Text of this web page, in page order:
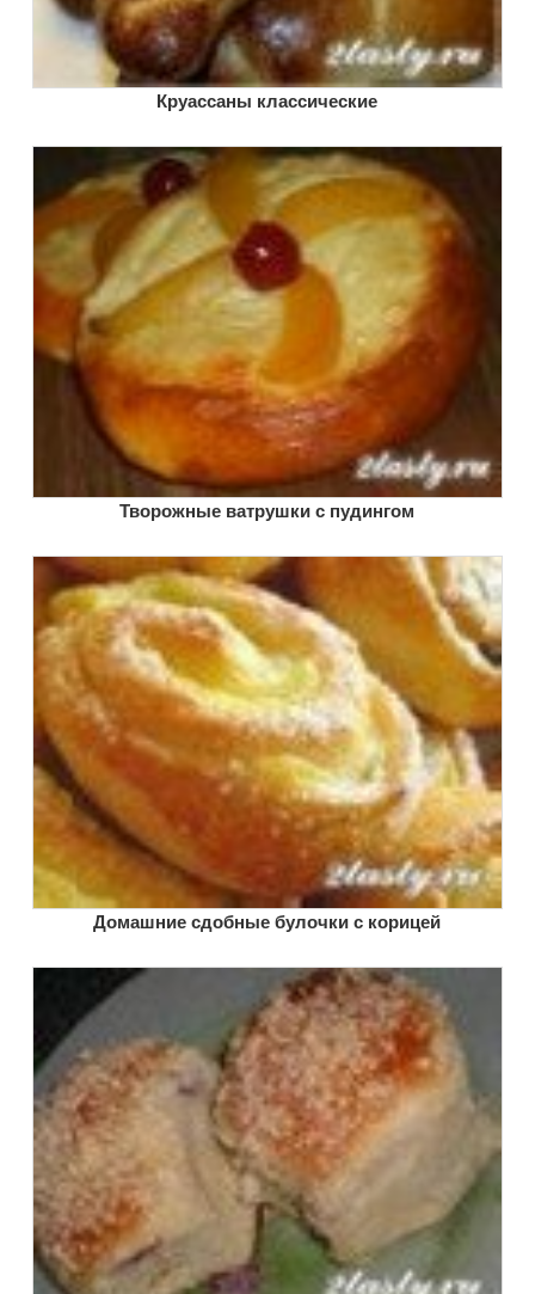
Круассаны классические
Творожные ватрушки с пудингом
Домашние сдобные булочки с корицей